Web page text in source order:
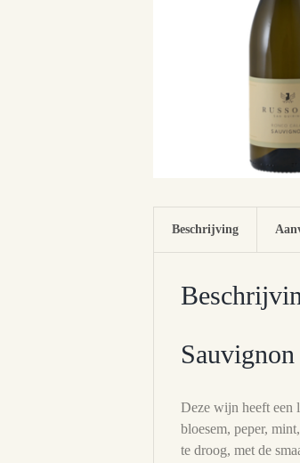
Beschrijving
Deze wijn heeft een
bloesem, peper,
te droog, met de